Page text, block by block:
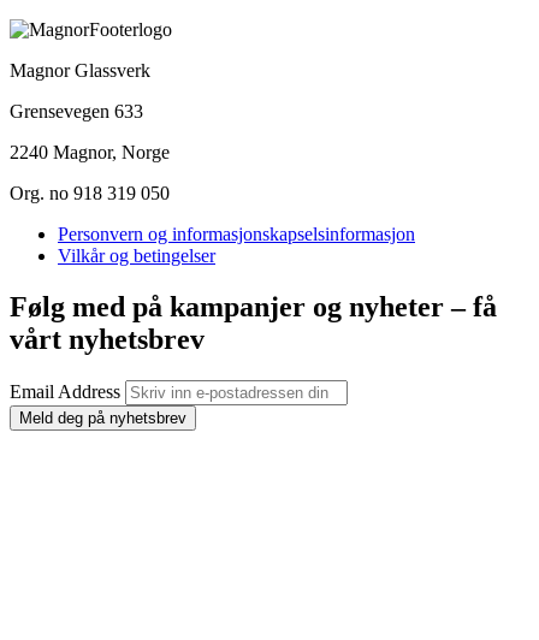
Magnor Glassverk
Grensevegen 633
2240 Magnor, Norge
Org. no 918 319 050
Personvern og informasjonskapselsinformasjon
Vilkår og betingelser
Følg med på kampanjer og nyheter – få
vårt nyhetsbrev
Email Address
Meld deg på nyhetsbrev